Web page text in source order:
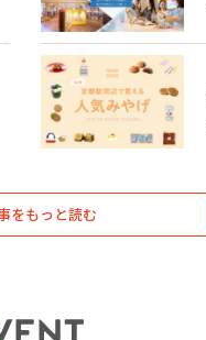
をもっと読む